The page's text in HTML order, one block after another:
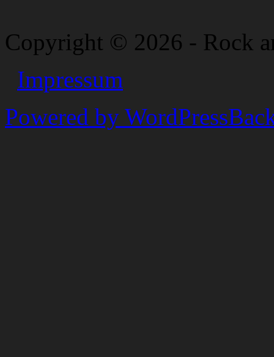
Copyright © 2026 - Rock
Impressum
Powered by WordPress